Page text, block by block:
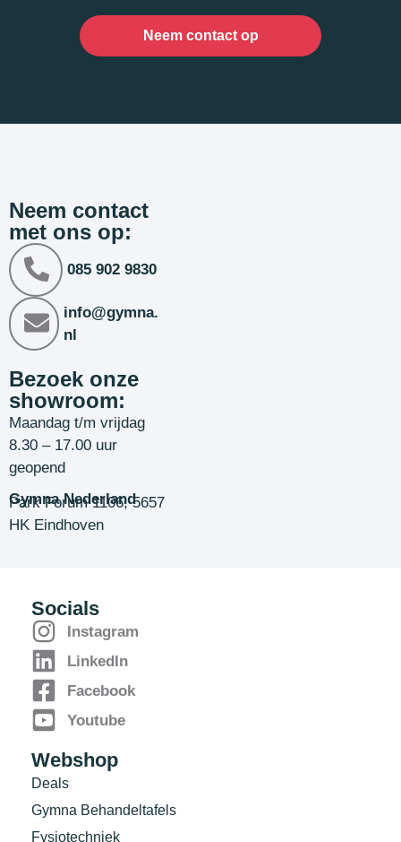
Neem contact op
Neem contact
met ons op:
085 902 9830
info@gymna.
nl
Bezoek onze
showroom:
Maandag t/m vrijdag
8.30 – 17.00 uur
geopend
Gymna Nederland
Park Forum 1106, 5657
HK Eindhoven
Socials
Instagram
LinkedIn
Facebook
Youtube
Webshop
Deals
Gymna Behandeltafels
Fysiotechniek